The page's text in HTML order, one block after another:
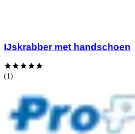
IJskrabber met handschoen
(1)